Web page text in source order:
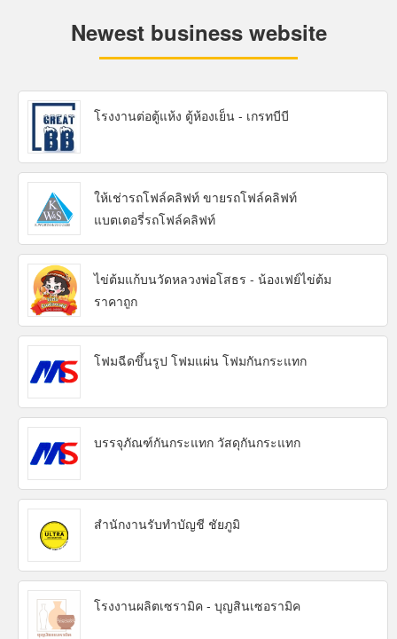
Newest business website
โรงงานต่อตู้แห้ง ตู้ห้องเย็น - เกรทบีบี
ให้เช่ารถโฟล์คลิฟท์ ขายรถโฟล์คลิฟท์
แบตเตอรี่รถโฟล์คลิฟท์
ไข่ต้มแก้บนวัดหลวงพ่อโสธร - น้องเฟย์ไข่ต้ม
ราคาถูก
โฟมฉีดขึ้นรูป โฟมแผ่น โฟมกันกระแทก
บรรจุภัณฑ์กันกระแทก วัสดุกันกระแทก
สำนักงานรับทำบัญชี ชัยภูมิ
โรงงานผลิตเซรามิค - บุญสินเซอรามิค